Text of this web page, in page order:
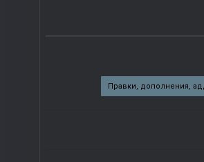
Правки, дополнения,